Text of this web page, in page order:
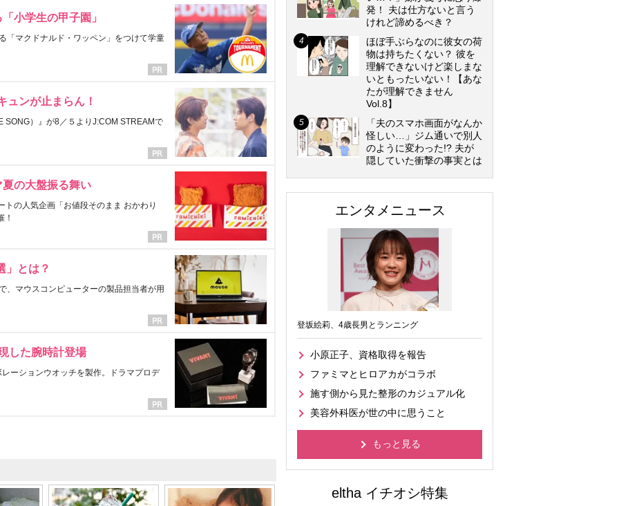
小学生の甲子園」
「マクドナルド・ワッペン」をつけて学童
ュンが止まらん！
SONG）』が8／５よりJ:COM STREAMで
の大盤振る舞い
の人気企画「お値段そのまま おかわり
！
」とは？
、マウスコンピューターの製品担当者が用
した腕時計登場
ーションウオッチを製作。ドラマプロデ
発！ 夫は仕方ないと言う
けれど諦めるべき？
ほぼ手ぶらなのに彼女の荷
物は持ちたくない？ 彼を
理解できないけど楽しまな
いともったいない！【あな
たが理解できません
Vol.8】
「夫のスマホ画面がなんか
怪しい…」ジム通いで別人
のように変わった!? 夫が
隠していた衝撃の事実とは
エンタメニュース
登坂絵莉、4歳長男とランニング
小原正子、資格取得を報告
ファミマとヒロアカがコラボ
施す側から見た整形のカジュアル化
美容外科医が世の中に思うこと
もっと見る